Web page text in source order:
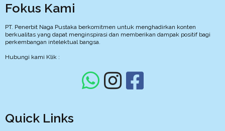
Fokus Kami
PT. Penerbit Naga Pustaka berkomitmen untuk menghadirkan konten
berkualitas yang dapat menginspirasi dan memberikan dampak positif bagi
perkembangan intelektual bangsa.
Hubungi kami Klik :
Quick Links